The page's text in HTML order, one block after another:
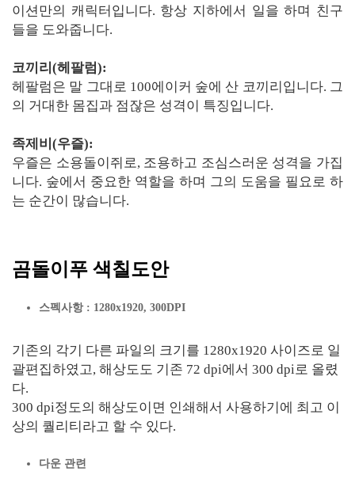
이션만의 캐릭터입니다. 항상 지하에서 일을 하며 친구
들을 도와줍니다.
코끼리(헤팔럼):
헤팔럼은 말 그대로 100에이커 숲에 산 코끼리입니다. 그
의 거대한 몸집과 점잖은 성격이 특징입니다.
족제비(우즐):
우즐은 소용돌이쥐로, 조용하고 조심스러운 성격을 가집
니다. 숲에서 중요한 역할을 하며 그의 도움을 필요로 하
는 순간이 많습니다.
곰돌이푸 색칠도안
스펙사항 : 1280x1920, 300DPI
기존의 각기 다른 파일의 크기를 1280x1920 사이즈로 일
괄편집하였고, 해상도도 기존 72 dpi에서 300 dpi로 올렸
다.
300 dpi정도의 해상도이면 인쇄해서 사용하기에 최고 이
상의 퀄리티라고 할 수 있다.
다운 관련